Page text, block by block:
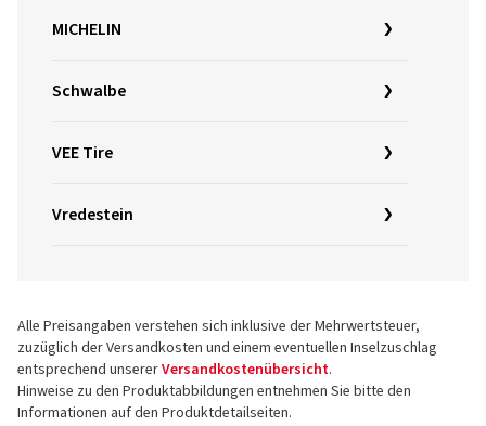
MICHELIN
Schwalbe
VEE Tire
Vredestein
Alle Preisangaben verstehen sich inklusive der Mehrwertsteuer,
zuzüglich der Versandkosten und einem eventuellen Inselzuschlag
entsprechend unsererVersandkostenübersicht.
Hinweise zu den Produktabbildungen entnehmen Sie bitte den
Informationen auf den Produktdetailseiten.